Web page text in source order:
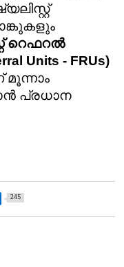
റെഫറൽ
Units - FRUs)
പ്രധാന
245